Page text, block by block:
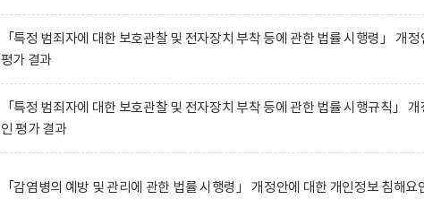
「특정 범죄자에 대한 보호관찰 및 전자장치 부착 등에 관한 법률 시행령」 개
평가 결과
「특정 범죄자에 대한 보호관찰 및 전자장치 부착 등에 관한 법률 시행규칙」
인 평가 결과
「감염병의 예방 및 관리에 관한 법률 시행령」 개정안에 대한 개인정보 침해요